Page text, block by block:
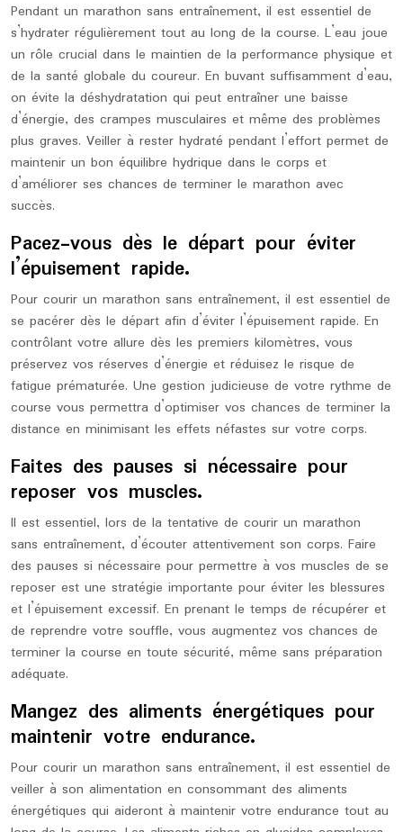
Pendant un marathon sans entraînement, il est essentiel de
s’hydrater régulièrement tout au long de la course. L’eau joue
un rôle crucial dans le maintien de la performance physique et
de la santé globale du coureur. En buvant suffisamment d’eau,
on évite la déshydratation qui peut entraîner une baisse
d’énergie, des crampes musculaires et même des problèmes
plus graves. Veiller à rester hydraté pendant l’effort permet de
maintenir un bon équilibre hydrique dans le corps et
d’améliorer ses chances de terminer le marathon avec
succès.
Pacez-vous dès le départ pour éviter
l’épuisement rapide.
Pour courir un marathon sans entraînement, il est essentiel de
se pacérer dès le départ afin d’éviter l’épuisement rapide. En
contrôlant votre allure dès les premiers kilomètres, vous
préservez vos réserves d’énergie et réduisez le risque de
fatigue prématurée. Une gestion judicieuse de votre rythme de
course vous permettra d’optimiser vos chances de terminer la
distance en minimisant les effets néfastes sur votre corps.
Faites des pauses si nécessaire pour
reposer vos muscles.
Il est essentiel, lors de la tentative de courir un marathon
sans entraînement, d’écouter attentivement son corps. Faire
des pauses si nécessaire pour permettre à vos muscles de se
reposer est une stratégie importante pour éviter les blessures
et l’épuisement excessif. En prenant le temps de récupérer et
de reprendre votre souffle, vous augmentez vos chances de
terminer la course en toute sécurité, même sans préparation
adéquate.
Mangez des aliments énergétiques pour
maintenir votre endurance.
Pour courir un marathon sans entraînement, il est essentiel de
veiller à son alimentation en consommant des aliments
énergétiques qui aideront à maintenir votre endurance tout au